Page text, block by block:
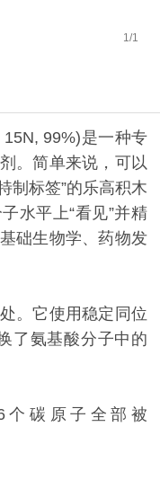
1 /1
99%)是一种专
。简单来说，可以
制标签”的乐高积木
水平上“看见”并精
础生物学、药物发
。它使用稳定同位
了氨基酸分子中的
个碳原子全部被